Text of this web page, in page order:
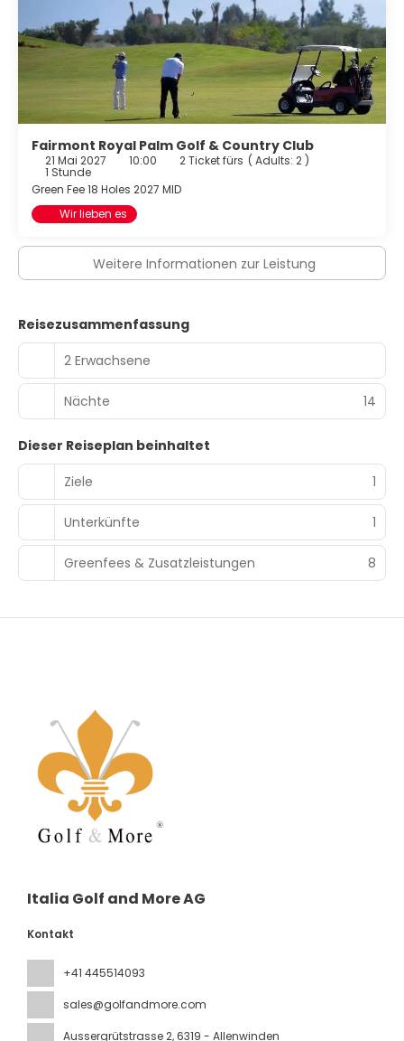
Fairmont Royal Palm Golf & Country Club
21 Mai 2027 10:00 2 Ticket fürs ( Adults: 2 )
1 Stunde
Green Fee 18 Holes 2027 MID
Wir lieben es
Weitere Informationen zur Leistung
Reisezusammenfassung
2 Erwachsene
Nächte 14
Dieser Reiseplan beinhaltet
Ziele
1
Unterkünfte 1
Greenfees & Zusatzleistungen 8
Italia Golf and More AG
Kontakt
+41 445514093
sales@golfandmore.com
Aussergrütstrasse 2, 6319 - Allenwinden